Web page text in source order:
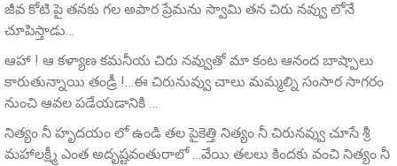
జీవ కోటి పై తనకు గల అపార ప్రేమను స్వామి తన చిరు నవ్వు లోనే
చూపిస్తాడు…
ఆహా ! ఆ కళ్యాణ కమనీయ చిరు నవ్వుతో మా కంట ఆనంద బాష్పాలు
కారుతున్నాయి తండ్రీ !…ఈ చిరునువ్వు చాలు మమ్మల్ని సంసార సాగరం
నుంచి ఆవల పడేయడానికి …
నిత్యం నీ హృదయం లో ఉండి తల పైకెత్తి నిత్యం నీ చిరునవ్వు చూసే శ్రీ
మహాలక్ష్మీ ఎంత అదృష్టవంతురాలో …వేయి తలలు కిందకు వంచి నిత్యం నీ